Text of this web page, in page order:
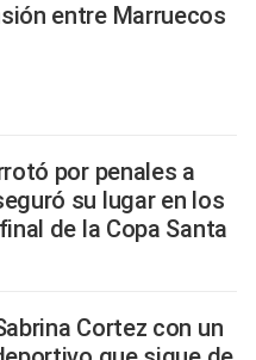
entre Marruecos
por penales a
su lugar en los
de la Copa Santa
Cortez con un